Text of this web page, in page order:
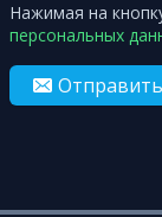
Нажимая на
персональных
Отправить